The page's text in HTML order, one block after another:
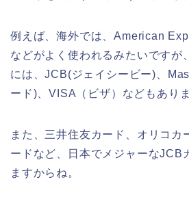
例えば、海外では、American
などがよく使われるみたいですが
には、JCB(ジェイシービー)、
ード)、VISA（ビザ）などもあり
また、三井住友カード、オリコカ
ードなど、日本でメジャーなJCB
ますからね。